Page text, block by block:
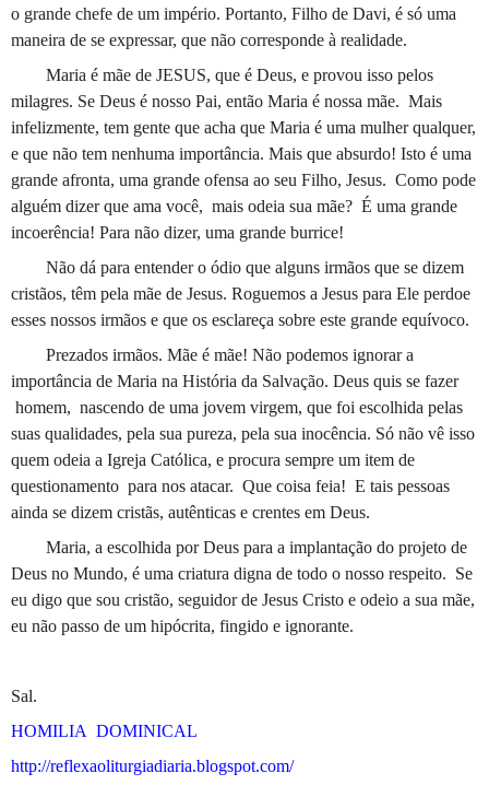
o grande chefe de um império. Portanto, Filho de Davi, é só uma
maneira de se expressar, que não corresponde à realidade.
Maria é mãe de JESUS, que é Deus, e provou isso pelos
milagres. Se Deus é nosso Pai, então Maria é nossa mãe. Mais
infelizmente, tem gente que acha que Maria é uma mulher qualquer,
e que não tem nenhuma importância. Mais que absurdo! Isto é uma
grande afronta, uma grande ofensa ao seu Filho, Jesus. Como pode
alguém dizer que ama você, mais odeia sua mãe? É uma grande
incoerência! Para não dizer, uma grande burrice!
Não dá para entender o ódio que alguns irmãos que se dizem
cristãos, têm pela mãe de Jesus. Roguemos a Jesus para Ele perdoe
esses nossos irmãos e que os esclareça sobre este grande equívoco.
Prezados irmãos. Mãe é mãe! Não podemos ignorar a
importância de Maria na História da Salvação. Deus quis se fazer
homem, nascendo de uma jovem virgem, que foi escolhida pelas
suas qualidades, pela sua pureza, pela sua inocência. Só não vê isso
quem odeia a Igreja Católica, e procura sempre um item de
questionamento para nos atacar. Que coisa feia! E tais pessoas
ainda se dizem cristãs, autênticas e crentes em Deus.
Maria, a escolhida por Deus para a implantação do projeto de
Deus no Mundo, é uma criatura digna de todo o nosso respeito. Se
eu digo que sou cristão, seguidor de Jesus Cristo e odeio a sua mãe,
eu não passo de um hipócrita, fingido e ignorante.
Sal.
HOMILIA DOMINICAL
http://reflexaoliturgiadiaria.blogspot.com/